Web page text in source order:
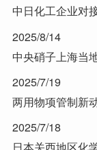
中日化工企业对
2025/8/14
中央硝子上海当
2025/7/19
两用物项管制新
2025/7/18
日本关西地区化